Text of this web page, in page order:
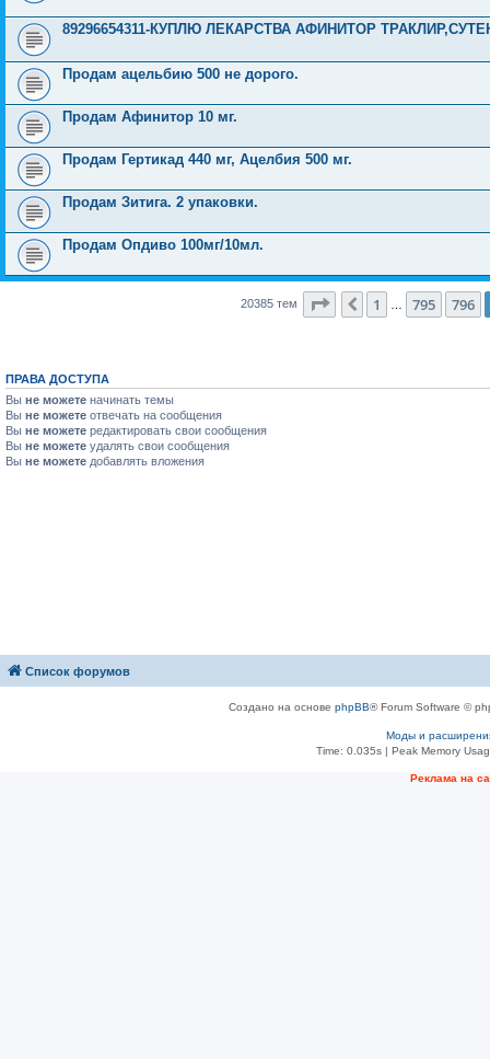
89296654311-КУПЛЮ ЛЕКАРСТВА АФИНИТОР
Продам ацельбию 500 не дорого.
Продам Афинитор 10 мг.
Продам Гертикад 440 мг, Ацелбия 500 мг.
Продам Зитига. 2 упаковки.
Продам Опдиво 100мг/10мл.
20385 тем Страница 797из 816
Пред.
1 795 796
ПРАВА ДОСТУПА
Вы не можете начинать темы
Вы не можете отвечать на сообщения
Вы не можете редактировать свои сообщения
Вы не можете удалять свои сообщения
Вы не можете добавлять вложения
Список форумов
Создано на основе phpBB® Forum Software ©
Моды и
Time: 0.035s| Peak Memory
Рeклама на